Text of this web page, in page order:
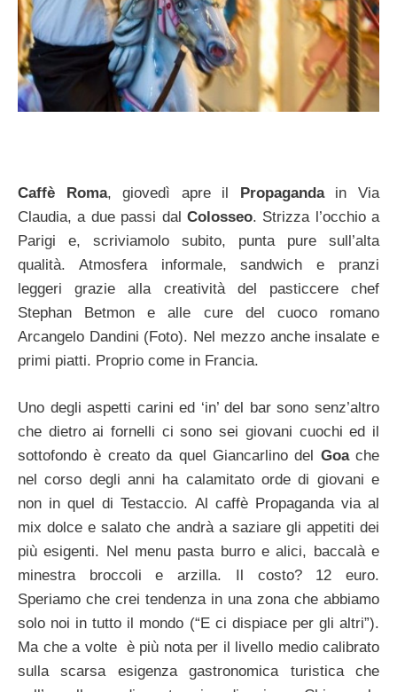
Caffè Roma, giovedì apre il Propagandain Via
Claudia, a due passi dal Colosseo. Strizza l’occhio a
Parigi e, scriviamolo subito, punta pure sull’alta
qualità. Atmosfera informale, sandwich e pranzi
leggeri grazie alla creatività del pasticcere chef
Stephan Betmon e alle cure del cuoco romano
Arcangelo Dandini (Foto). Nel mezzo anche insalate e
primi piatti. Proprio come in Francia.
Uno degli aspetti carini ed ‘in’ del bar sono senz’altro
che dietro ai fornelli ci sono sei giovani cuochi ed il
sottofondo è creato da quel Giancarlino del Goache
nel corso degli anni ha calamitato orde di giovani e
non in quel di Testaccio. Al caffè Propaganda via al
mix dolce e salato che andrà a saziare gli appetiti dei
più esigenti. Nel menu pasta burro e alici, baccalà e
minestra broccoli e arzilla. Il costo? 12 euro.
Speriamo che crei tendenza in una zona che abbiamo
solo noi in tutto il mondo (“E ci dispiace per gli altri”).
Ma che a volte è più nota per il livello medio calibrato
sulla scarsa esigenza gastronomica turistica che